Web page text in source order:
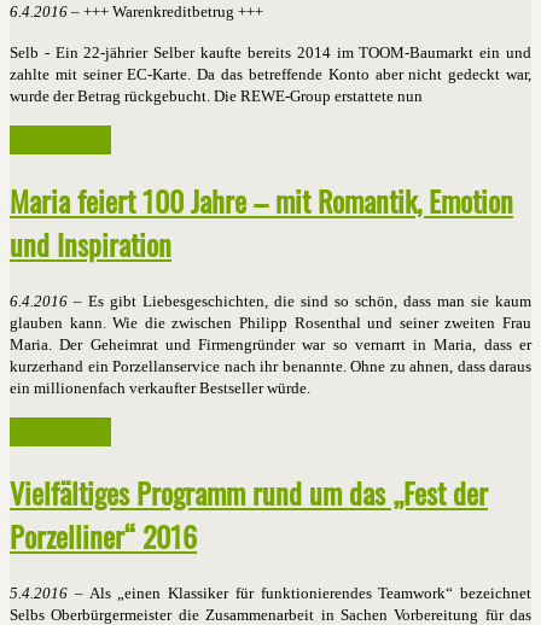
6.4.2016 – +++ Warenkreditbetrug +++
Selb - Ein 22-jährier Selber kaufte bereits 2014 im TOOM-Baumarkt ein und
zahlte mit seiner EC-Karte. Da das betreffende Konto aber nicht gedeckt war,
wurde der Betrag rückgebucht. Die REWE-Group erstattete nun
Maria feiert 100 Jahre – mit Romantik, Emotion
und Inspiration
6.4.2016 – Es gibt Liebesgeschichten, die sind so schön, dass man sie kaum
glauben kann. Wie die zwischen Philipp Rosenthal und seiner zweiten Frau
Maria. Der Geheimrat und Firmengründer war so vernarrt in Maria, dass er
kurzerhand ein Porzellanservice nach ihr benannte. Ohne zu ahnen, dass daraus
ein millionenfach verkaufter Bestseller würde.
Vielfältiges Programm rund um das „Fest der
Porzelliner“ 2016
5.4.2016 – Als „einen Klassiker für funktionierendes Teamwork“ bezeichnet
Selbs Oberbürgermeister die Zusammenarbeit in Sachen Vorbereitung für das